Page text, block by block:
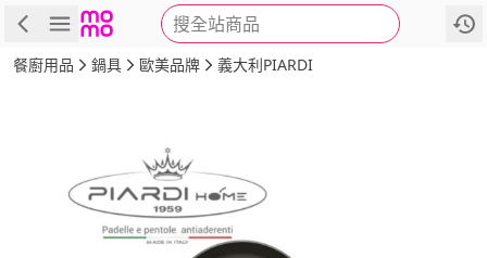
搜全站商品
商品 評價 詳情
餐廚用品 鍋具 歐美品牌 義大利PIARDI